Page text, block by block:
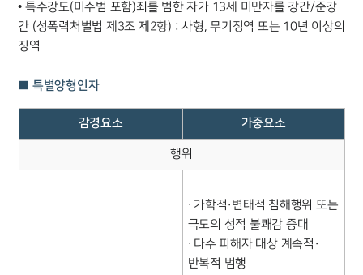
• 특수강도(미수범 포함)죄를 범한 자가 13세 미만자를 강간/준강
간 (성폭력처벌법 제3조 제2항) : 사형, 무기징역 또는 10년 이상의
징역
■ 특별양형인자
감경요소 가중요소
행위
∙ 가학적·변태적 침해행위 또는
극도의 성적 불쾌감 증대
∙ 다수 피해자 대상 계속적·
반복적 범행